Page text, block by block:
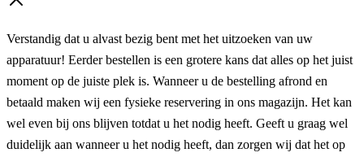
Verstandig dat u alvast bezig bent met het uitzoeken van uw
apparatuur! Eerder bestellen is een grotere kans dat alles op het juist
moment op de juiste plek is. Wanneer u de bestelling afrond en
betaald maken wij een fysieke reservering in ons magazijn. Het kan
wel even bij ons blijven totdat u het nodig heeft. Geeft u graag wel
duidelijk aan wanneer u het nodig heeft, dan zorgen wij dat het op